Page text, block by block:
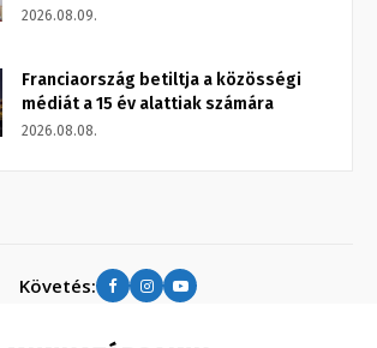
2026.08.09.
Franciaország betiltja a közösségi
médiát a 15 év alattiak számára
2026.08.08.
Követés: